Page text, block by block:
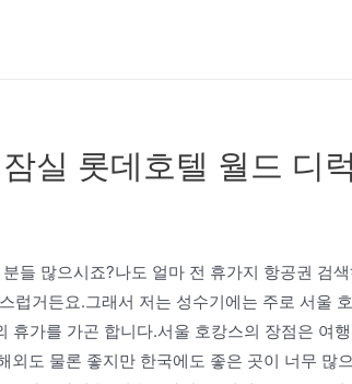
실 롯데호텔 월드 디
들 많으시죠?나도 얼마 전 휴가지 항공권 검
럽거든요.그래서 저는 성수기에는 주로 서울
휴가를 가곤 합니다.서울 호캉스의 장점은 여
외도 물론 좋지만 한국에도 좋은 곳이 너무 많